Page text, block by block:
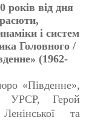
років від дня
і систем
Головного /
(1962-
«Південне»,
УРСР, Герой
та